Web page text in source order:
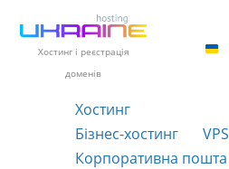
Хостинг і реєстрація
доменів
Хостинг
Бізнес-хостинг
VPS
Корпоративна пошта